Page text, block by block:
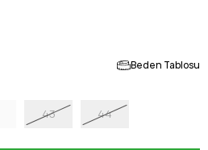
Beden Tablosu
43 44